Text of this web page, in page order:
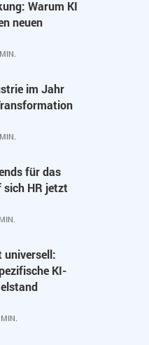
Warum KI
neuen
im Jahr
für das
HR jetzt
universell:
KI-